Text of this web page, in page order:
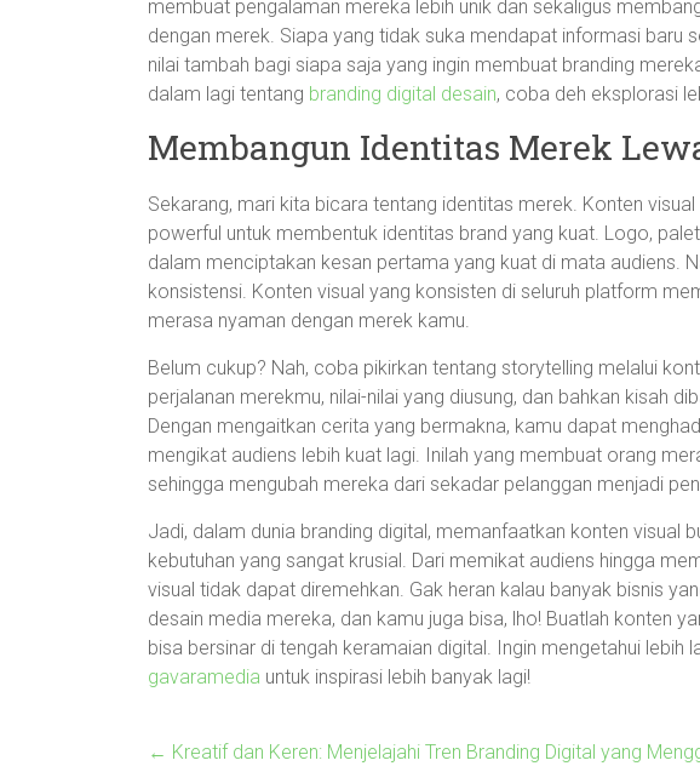
membuat pengalaman mereka lebih unik dan sekaligus
dengan merek. Siapa yang tidak suka mendapat informasi baru
nilai tambah bagi siapa saja yang ingin membuat branding
dalam lagi tentang branding digital desain, coba deh eksplorasi
Membangun Identitas Merek
Sekarang, mari kita bicara tentang identitas merek. Konten
powerful untuk membentuk identitas brand yang kuat. Logo,
dalam menciptakan kesan pertama yang kuat di mata audiens.
konsistensi. Konten visual yang konsisten di seluruh platform
merasa nyaman dengan merek kamu.
Belum cukup? Nah, coba pikirkan tentang storytelling melalui
perjalanan merekmu, nilai-nilai yang diusung, dan bahkan kisah
Dengan mengaitkan cerita yang bermakna, kamu dapat
mengikat audiens lebih kuat lagi. Inilah yang membuat orang
sehingga mengubah mereka dari sekadar pelanggan menjadi
Jadi, dalam dunia branding digital, memanfaatkan konten visual
kebutuhan yang sangat krusial. Dari memikat audiens hingga
visual tidak dapat diremehkan. Gak heran kalau banyak bisnis
desain media mereka, dan kamu juga bisa, lho! Buatlah konten
bisa bersinar di tengah keramaian digital. Ingin mengetahui lebih
gavaramedia untuk inspirasi lebih banyak lagi!
← Kreatif dan Keren: Menjelajahi Tren Branding Digital yang